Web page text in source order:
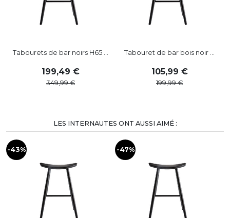
Tabourets de bar noirs H65 ...
199,49
349,99
Tabouret de bar bois noir ...
105,99
199,99
LES INTERNAUTES ONT AUSSI AIMÉ :
-43% -47%